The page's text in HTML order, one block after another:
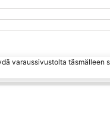
varaussivustolta täsmälleen